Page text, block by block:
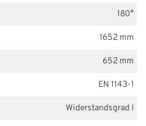
180°
1652 mm
652 mm
EN 1143-1
Widerstandsgrad I